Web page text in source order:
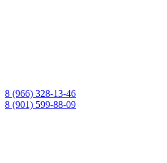
8 (966) 328-13-46
8 (901) 599-88-09